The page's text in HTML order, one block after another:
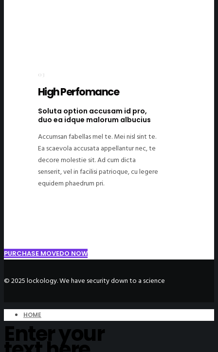
03
High Perfomance
Soluta option accusam id pro,
duo ea idque malorum albucius
Accumsan fabellas mel te. Mei nisl sint te.
Ea scaevola accusata appellantur nec, te
decore molestie sit. Ad cum dicta
senserit, vel in facilisi patrioque, cu legere
equidem phaedrum pri.
PURCHASE MOVEDO NOW
©2025lockology. We have security down to a science
HOME
Enter your